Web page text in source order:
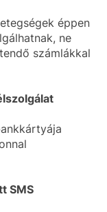
éppen
ne
számlákkal
SMS